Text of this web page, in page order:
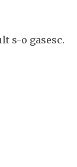
s-o gasesc.